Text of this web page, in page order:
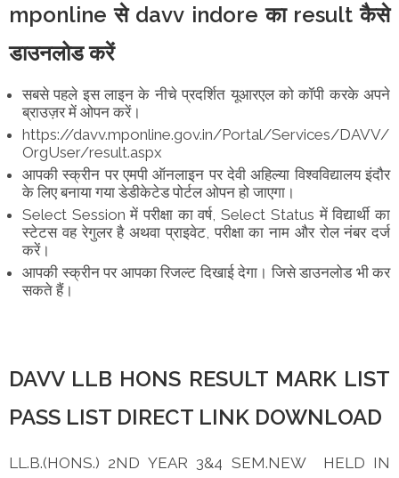
mponline से davv indore का result कैसे
डाउनलोड करें
सबसे पहले इस लाइन के नीचे प्रदर्शित यूआरएल को कॉपी करके अपने
ब्राउज़र में ओपन करें।
https://davv.mponline.gov.in/Portal/Services/DAVV/
OrgUser/result.aspx
आपकी स्क्रीन पर एमपी ऑनलाइन पर देवी अहिल्या विश्वविद्यालय इंदौर
के लिए बनाया गया डेडीकेटेड पोर्टल ओपन हो जाएगा।
Select Session में परीक्षा का वर्ष, Select Status में विद्यार्थी का
स्टेटस वह रेगुलर है अथवा प्राइवेट, परीक्षा का नाम और रोल नंबर दर्ज
करें।
आपकी स्क्रीन पर आपका रिजल्ट दिखाई देगा। जिसे डाउनलोड भी कर
सकते हैं।
DAVV LLB HONS RESULT MARK LIST
PASS LIST DIRECT LINK DOWNLOAD
LL.B.(HONS.) 2ND YEAR 3&4 SEM.NEW HELD IN